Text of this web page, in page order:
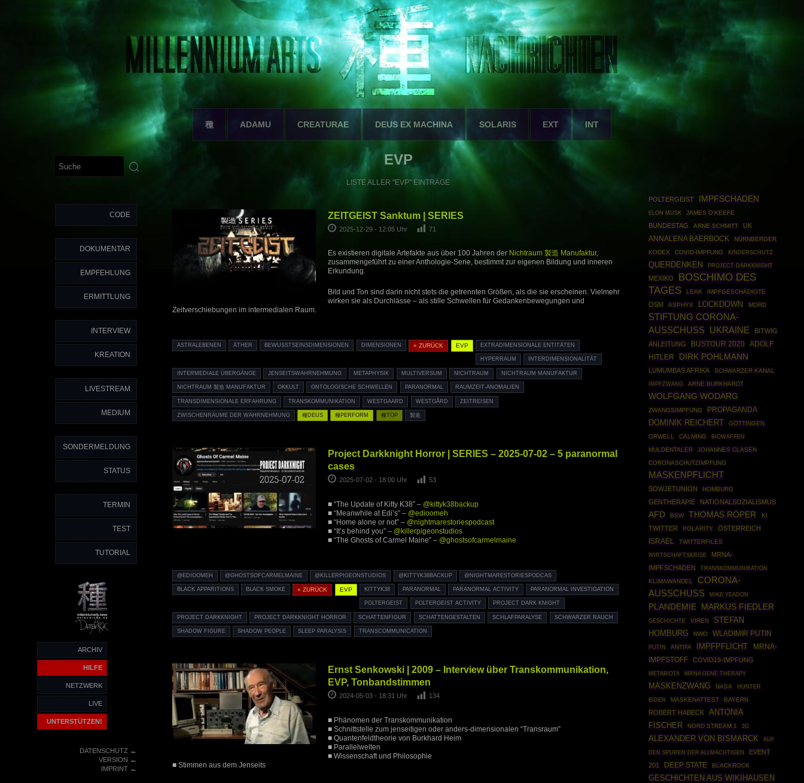
種 ADAMU CREATURAE DEUS EX MACHINA SOLARIS EXT INT
CODE
DOKUMENTAR
EMPFEHLUNG
ERMITTLUNG
INTERVIEW
KREATION
LIVESTREAM
MEDIUM
SONDERMELDUNG
STATUS
TERMIN
TEST
TUTORIAL
ARCHIV
HILFE
NETZWERK
LIVE
UNTERSTÜTZEN!
DATENSCHUTZ←
VERSION ←
IMPRINT←
EVP
LISTE ALLER "EVP" EINTRÄGE
ZEITGEIST Sanktum | SERIES
2025-12-29 - 12:05 Uhr 71
Es existieren digitale Artefakte aus über 100 Jahren der Nichtraum 製造 Manufaktur,
zusammengeführt zu einer Anthologie-Serie, bestimmt zur eigenen Bildung und inneren
Erkundung.
Bild und Ton sind darin nicht stets die getrennten Größen, als die sie erscheinen. Vielmehr
wirken sie als Durchlässe – als stille Schwellen für Gedankenbewegungen und
Zeitverschiebungen im intermedialen Raum.
ASTRALEBENEN ÄTHER BEWUSSTSEINSDIMENSIONEN DIMENSIONEN « ZURÜCK EVP EXTRADIMENSIONALE ENTITÄTEN
HYPERRAUM INTERDIMENSIONALITÄT
INTERMEDIALE ÜBERGÄNGE JENSEITSWAHRNEHMUNG METAPHYSIK MULTIVERSUM NICHTRAUM NICHTRAUM MANUFAKTUR
NICHTRAUM 製造 MANUFAKTUR OKKULT ONTOLOGISCHE SCHWELLEN PARANORMAL RAUMZEIT-ANOMALIEN
TRANSDIMENSIONALE ERFAHRUNG TRANSKOMMUNIKATION WESTGAARD WESTGÅRD ZEITREISEN
ZWISCHENRÄUME DER WAHRNEHMUNG 種DEUS 種PERFORM 種TOP 製造
Project Darkknight Horror | SERIES – 2025-07-02 – 5 paranormal
cases
2025-07-02 - 18:00 Uhr 53
■ “The Update of Kitty K38” – @kittyk38backup
■ “Meanwhile at Edi’s” – @edioomeh
■ “Home alone or not” – @nightmarestoriespodcast
■ “It’s behind you” – @killerpigeonstudios
■ “The Ghosts of Carmel Maine” – @ghostsofcarmelmaine
@EDIOOMEH @GHOSTSOFCARMELMAINE @KILLERPIGEONSTUDIOS @KITTYK38BACKUP @NIGHTMARESTORIESPODCAS
BLACK APPARITIONS BLACK SMOKE « ZURÜCK EVP KITTYK38 PARANORMAL PARANORMAL ACTIVITY PARANORMAL INVESTIGATION
POLTERGEIST POLTERGEIST ACTIVITY PROJECT DARK KNIGHT
PROJECT DARKKNIGHT PROJECT DARKKNIGHT HORROR SCHATTENFIGUR SCHATTENGESTALTEN SCHLAFPARALYSE SCHWARZER RAUCH
SHADOW FIGURE SHADOW PEOPLE SLEEP PARALYSIS TRANSCOMMUNICATION
Ernst Senkowski | 2009 – Interview über Transkommunikation,
EVP, Tonbandstimmen
2024-05-03 - 18:31 Uhr 134
■ Phänomen der Transkommunikation
■ Schnittstelle zum jenseitigen oder anders-dimensionalen “Transraum”
■ Quantenfeldtheorie von Burkhard Heim
■ Parallelwelten
■ Wissenschaft und Philosophie
■ Stimmen aus dem Jenseits
POLTERGEIST IMPFSCHADEN
ELON MUSK JAMES O'KEEFE
BUNDESTAG ARNE SCHMITT UK
ANNALENA BAERBOCK
NÜRNBERGER
KODEX
COVID-IMPFUNG KINDERSCHUTZ
QUERDENKEN PROJECT DARKKNIGHT
MEXIKO
BOSCHIMO DES
TAGES
LEAK IMPFGESCHÄDIGTE
OSM ASPHYX LOCKDOWN MORD
STIFTUNG CORONA-
AUSSCHUSS
UKRAINE
BITWIG
ANLEITUNG
BUSTOUR 2020
ADOLF
HITLER
DIRK POHLMANN
LUMUMBAS AFRIKA
SCHWARZER KANAL
IMPFZWANG
ARNE BURKHARDT
WOLFGANG WODARG
ZWANGSIMPFUNG PROPAGANDA
DOMINIK REICHERT
GÖTTINGEN
ORWELL
CALMING
BIOWAFFEN
MULDENTALER
JOHANNES CLASEN
CORONASCHUTZIMPFUNG
MASKENPFLICHT
SOWJETUNION HOMBURG
GENTHERAPIE NATIONALSOZIALISMUS
AFD BSW THOMAS RÖPER KI
TWITTER POLARITY ÖSTERREICH
ISRAEL
TWITTERFILES
WIRTSCHAFTSKRISE
MRNA-
IMPFSCHADEN
TRANSKOMMUNIKATION
KLIMAWANDEL
CORONA-
AUSSCHUSS
MIKE YEADON
PLANDEMIE MARKUS FIEDLER
GESCHICHTE VIREN
STEFAN
HOMBURG
NWO WLADIMIR PUTIN
PUTIN ANTIFA IMPFPFLICHT
MRNA-
IMPFSTOFF
COVID19-IMPFUNG
METABIOTA MRNA GENE THERAPY
MASKENZWANG NASA HUNTER
BIDEN MASKENATTEST BAYERN
ROBERT HABECK
ANTONIA
FISCHER
NORD STREAM 1 2G
ALEXANDER VON BISMARCK AUF
DEN SPUREN DER ALLMÄCHTIGEN
EVENT
201
DEEP STATE BLACKROCK
GESCHICHTEN AUS WIKIHAUSEN